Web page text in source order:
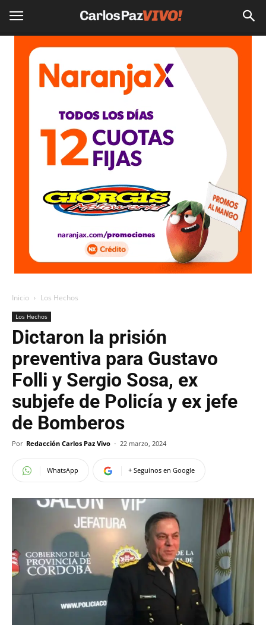
Inicio Los Hechos
Los Hechos
Dictaron la prisión
preventiva para Gustavo
Folli y Sergio Sosa, ex
subjefe de Policía y ex jefe
de Bomberos
Por Redacción Carlos Paz Vivo - 22 marzo, 2024
WhatsApp + Seguinos en Google